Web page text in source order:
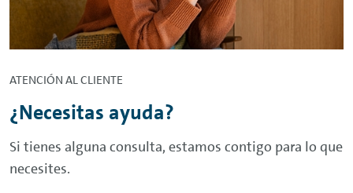
ATENCIÓN AL CLIENTE
¿Necesitas ayuda?
Si tienes alguna consulta, estamos contigo para lo que
necesites.